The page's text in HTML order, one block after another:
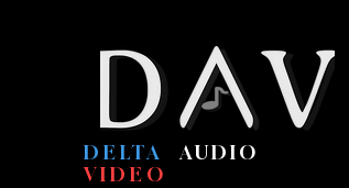
DELTA
AUDIO
VIDEO